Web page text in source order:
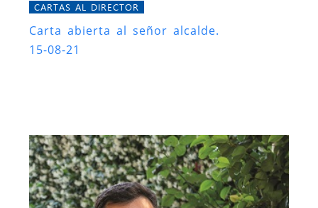
CARTAS AL DIRECTOR
Carta abierta al señor alcalde.
15-08-21